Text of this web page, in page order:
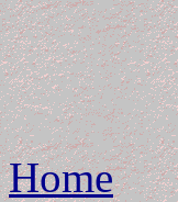
Home